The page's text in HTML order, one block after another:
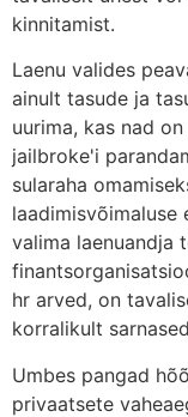
kinnitamist.
Laenu valides
ainult tasude ja
uurima, kas nad
jailbroke'i
sularaha
laadimisvõimaluse
valima laenuandja
hr arved, on
korralikult
Umbes pangad
privaatsete